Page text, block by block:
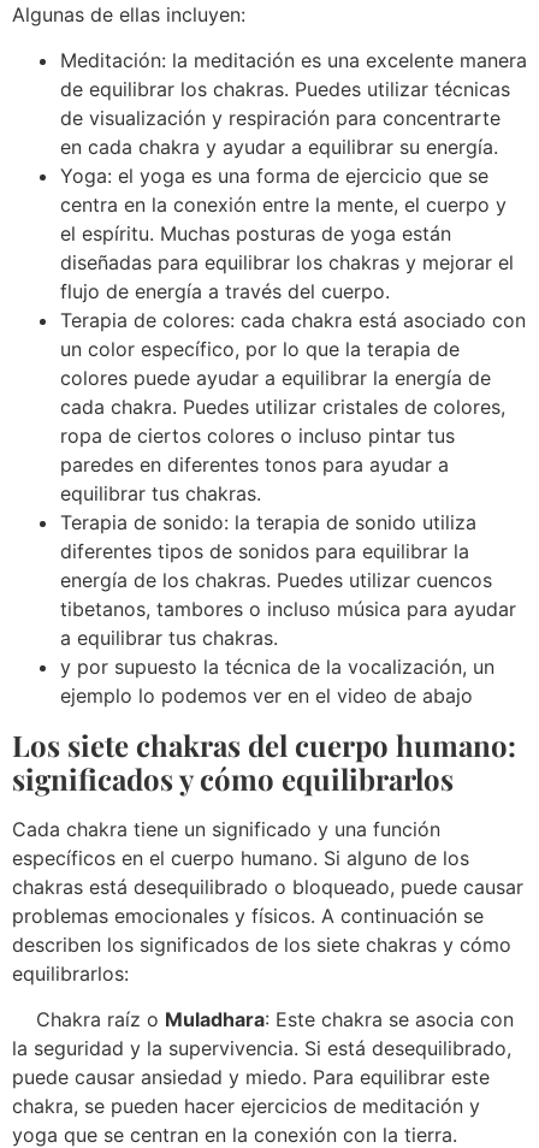
Algunas de ellas incluyen:
Meditación: la meditación es una excelente manera
de equilibrar los chakras. Puedes utilizar técnicas
de visualización y respiración para concentrarte
en cada chakra y ayudar a equilibrar su energía.
Yoga: el yoga es una forma de ejercicio que se
centra en la conexión entre la mente, el cuerpo y
el espíritu. Muchas posturas de yoga están
diseñadas para equilibrar los chakras y mejorar el
flujo de energía a través del cuerpo.
Terapia de colores: cada chakra está asociado con
un color específico, por lo que la terapia de
colores puede ayudar a equilibrar la energía de
cada chakra. Puedes utilizar cristales de colores,
ropa de ciertos colores o incluso pintar tus
paredes en diferentes tonos para ayudar a
equilibrar tus chakras.
Terapia de sonido: la terapia de sonido utiliza
diferentes tipos de sonidos para equilibrar la
energía de los chakras. Puedes utilizar cuencos
tibetanos, tambores o incluso música para ayudar
a equilibrar tus chakras.
y por supuesto la técnica de la vocalización, un
ejemplo lo podemos ver en el video de abajo
Los siete chakras del cuerpo humano:
significados y cómo equilibrarlos
Cada chakra tiene un significado y una función
específicos en el cuerpo humano. Si alguno de los
chakras está desequilibrado o bloqueado, puede causar
problemas emocionales y físicos. A continuación se
describen los significados de los siete chakras y cómo
equilibrarlos:
Chakra raíz o Muladhara: Este chakra se asocia con
la seguridad y la supervivencia. Si está desequilibrado,
puede causar ansiedad y miedo. Para equilibrar este
chakra, se pueden hacer ejercicios de meditación y
yoga que se centran en la conexión con la tierra.